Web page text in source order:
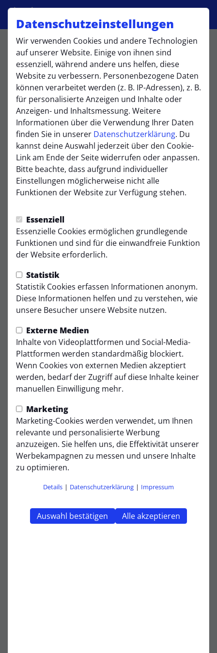
Datenschutzeinstellungen
Wir verwenden Cookies und andere Technologien
auf unserer Website. Einige von ihnen sind
essenziell, während andere uns helfen, diese
Website zu verbessern. Personenbezogene Daten
können verarbeitet werden (z. B. IP-Adressen), z. B.
für personalisierte Anzeigen und Inhalte oder
Anzeigen- und Inhaltsmessung. Weitere
Informationen über die Verwendung Ihrer Daten
finden Sie in unserer Datenschutzerklärung. Du
kannst deine Auswahl jederzeit über den Cookie-
Link am Ende der Seite widerrufen oder anpassen.
Bitte beachte, dass aufgrund individueller
Einstellungen möglicherweise nicht alle
Funktionen der Website zur Verfügung stehen.
Essenziell
Essenzielle Cookies ermöglichen grundlegende
Funktionen und sind für die einwandfreie Funktion
der Website erforderlich.
Statistik
Statistik Cookies erfassen Informationen anonym.
Diese Informationen helfen und zu verstehen, wie
unsere Besucher unsere Website nutzen.
Externe Medien
Inhalte von Videoplattformen und Social-Media-
Plattformen werden standardmäßig blockiert.
Wenn Cookies von externen Medien akzeptiert
werden, bedarf der Zugriff auf diese Inhalte keiner
manuellen Einwilligung mehr.
Marketing
Marketing-Cookies werden verwendet, um Ihnen
relevante und personalisierte Werbung
anzuzeigen. Sie helfen uns, die Effektivität unserer
Werbekampagnen zu messen und unsere Inhalte
zu optimieren.
Details | Datenschutzerklärung | Impressum
Auswahl bestätigen Alle akzeptieren
E1 / U11
Übersicht Kader Funktionsteam Spielplan
Lauri Mans
Torwart
William Flanagan
Feldspieler
Phil Beier
Feldspieler
Feldspieler
Jonathan Lamm
Feldspieler
Skander M'Barek
Feldspieler
Ben Schubert
Tim Eilts
Feldspieler
Julius Witt
Feldspieler
Oskar Tustanski
Feldspieler
Emil König
Feldspieler
Feldspieler
Pepe Vilmar
Feldspieler